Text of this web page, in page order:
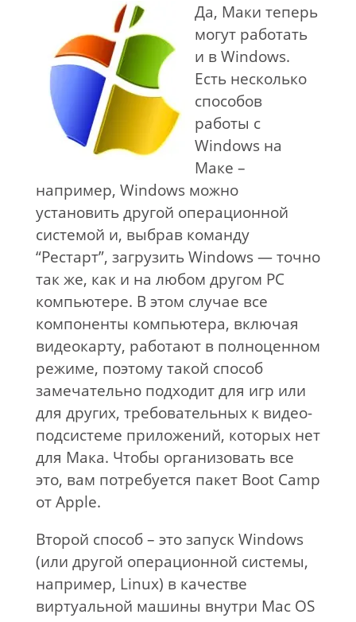
Да, Маки теперь
могут работать
и в Windows.
Есть несколько
способов
работы с
Windows на
Маке –
например, Windows можно
установить другой операционной
системой и, выбрав команду
“Рестарт”, загрузить Windows — точно
так же, как и на любом другом PC
компьютере. В этом случае все
компоненты компьютера, включая
видеокарту, работают в полноценном
режиме, поэтому такой способ
замечательно подходит для игр или
для других, требовательных к видео-
подсистеме приложений, которых нет
для Мака. Чтобы организовать все
это, вам потребуется пакет Boot Camp
от Apple.
Второй способ – это запуск Windows
(или другой операционной системы,
например, Linux) в качестве
виртуальной машины внутри Mac OS